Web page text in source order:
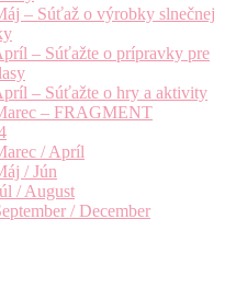
– Súťaž o výrobky slnečnej
– Súťažte o prípravky pre
– Súťažte o hry a aktivity
– FRAGMENT
/ Apríl
/ Jún
/ August
/ December